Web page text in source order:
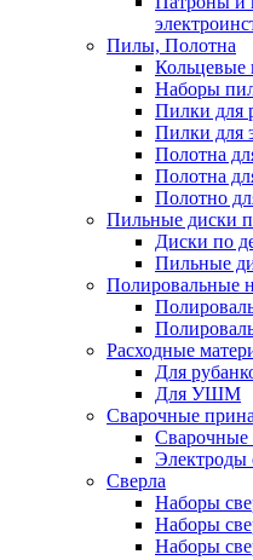
Пилы, Полотна
Кольцевые
Наборы
Пилки для
Пилки для
Полотна
Полотна
Полотно
Пильные диски
Диски по
Пильные
Полировальные
Расходные
Для
Для УШМ
Сварочные
Сварочные
Электроды
Сверла
Наборы
Наборы
Наборы